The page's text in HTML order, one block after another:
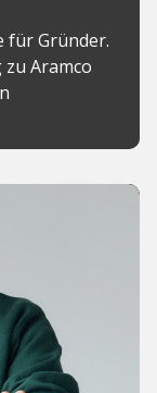
für Gründer.
Aramco